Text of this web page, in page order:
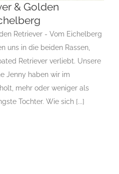
Golden Retriever – vom
1
8-Sektion 1-Flatcoated
Rassehunde Standard
Z Rassehundezüchter
& Golden
Retriever - Vom Eichelberg
uns in die beiden Rassen,
Retriever verliebt. Unsere
Jenny haben wir im
mehr oder weniger als
Tochter. Wie sich [...]